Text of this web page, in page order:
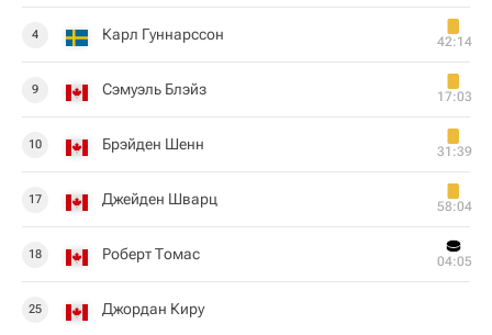
4 Карл Гуннарссон 42:14
9 Сэмуэль Блэйз 17:03
10 Брэйден Шенн 31:39
17 Джейден Шварц 58:04
18 Роберт Томас 04:05
25 Джордан Киру